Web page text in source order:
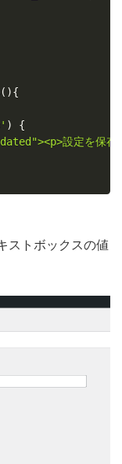
( ){
)
{
設定を保
ストボックスの値